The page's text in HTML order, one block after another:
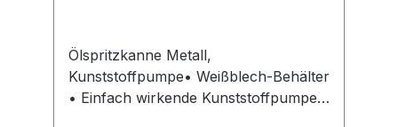
Ölspritzkanne Metall,
Kunststoffpumpe• Weißblech-Behälter
• Einfach wirkende Kunststoffpumpe